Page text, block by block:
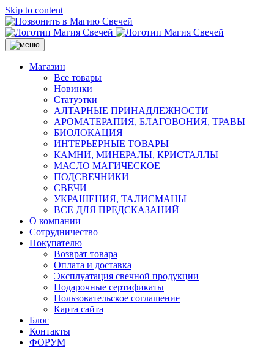
Skip to content
Магазин
Все товары
Новинки
Статуэтки
АЛТАРНЫЕ ПРИНАДЛЕЖНОСТИ
АРОМАТЕРАПИЯ, БЛАГОВОНИЯ, ТРАВЫ
БИОЛОКАЦИЯ
ИНТЕРЬЕРНЫЕ ТОВАРЫ
КАМНИ, МИНЕРАЛЫ, КРИСТАЛЛЫ
МАСЛО МАГИЧЕСКОЕ
ПОДСВЕЧНИКИ
СВЕЧИ
УКРАШЕНИЯ, ТАЛИСМАНЫ
ВСЕ ДЛЯ ПРЕДСКАЗАНИЙ
О компании
Сотрудничество
Покупателю
Возврат товара
Оплата и доставка
Эксплуатация свечной продукции
Подарочные сертификаты
Пользовательское соглашение
Карта сайта
Блог
Контакты
ФОРУМ